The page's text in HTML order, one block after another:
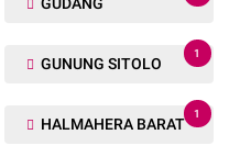
GUDANG
GUNUNG SITOLO
1
HALMAHERA BARAT
1